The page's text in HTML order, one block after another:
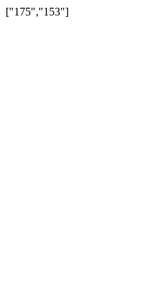
["175","153"]